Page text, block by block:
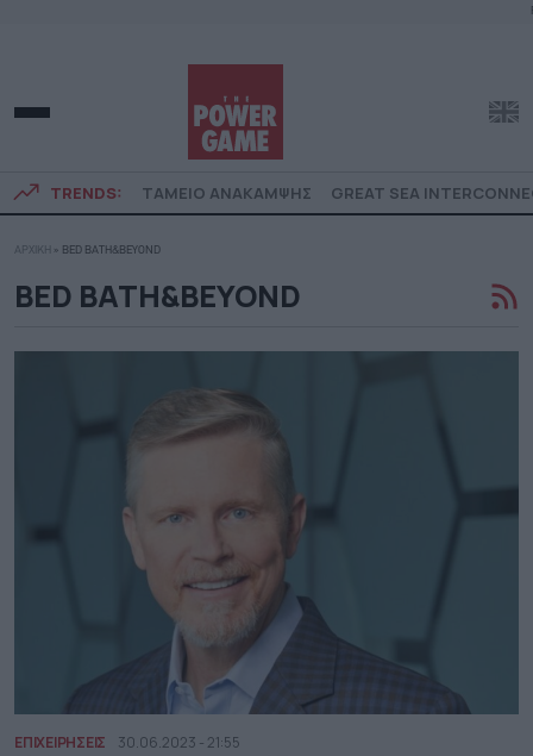
TRENDS: ΤΑΜΕΙΟ ΑΝΑΚΑΜΨΗΣ GREAT SEA
ΑΡΧΙΚΗ » BED BATH&BEYOND
BED BATH&BEYOND
ΕΠΙΧΕΙΡΗΣΕΙΣ 30.06.2023 - 21:55